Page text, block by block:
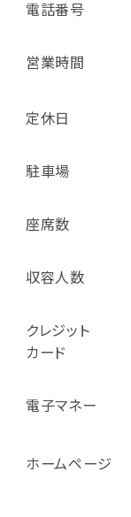
電話番号
営業時間
定休日
駐車場
座席数
収容人数
クレジット
カード
電子マネー
ホームページ